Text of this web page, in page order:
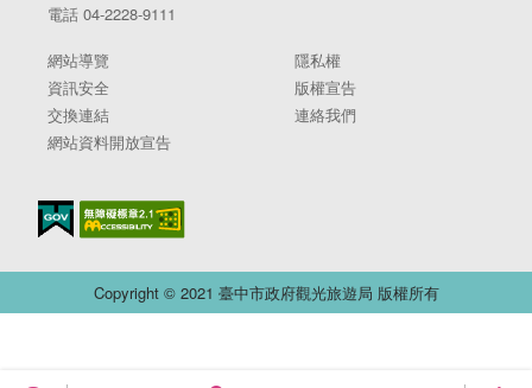
電話 04-2228-9111
網站導覽
隱私權
資訊安全
版權宣告
交換連結
連絡我們
網站資料開放宣告
Copyright © 2021 臺中市政府觀光旅遊局 版權所有